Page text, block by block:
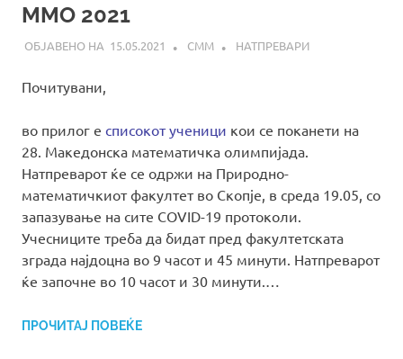
ММО 2021
15.05.2021 СММ НАТПРЕВАРИ
Почитувани,
во прилог е списокот ученици кои се поканети на
28. Македонска математичка олимпијада.
Натпреварот ќе се одржи на Природно-
математичкиот факултет во Скопје, в среда 19.05, со
запазување на сите COVID-19 протоколи.
Учесниците треба да бидат пред факултетската
зграда најдоцна во 9 часот и 45 минути. Натпреварот
ќе започне во 10 часот и 30 минути.…
ПРОЧИТАЈ ПОВЕЌЕ